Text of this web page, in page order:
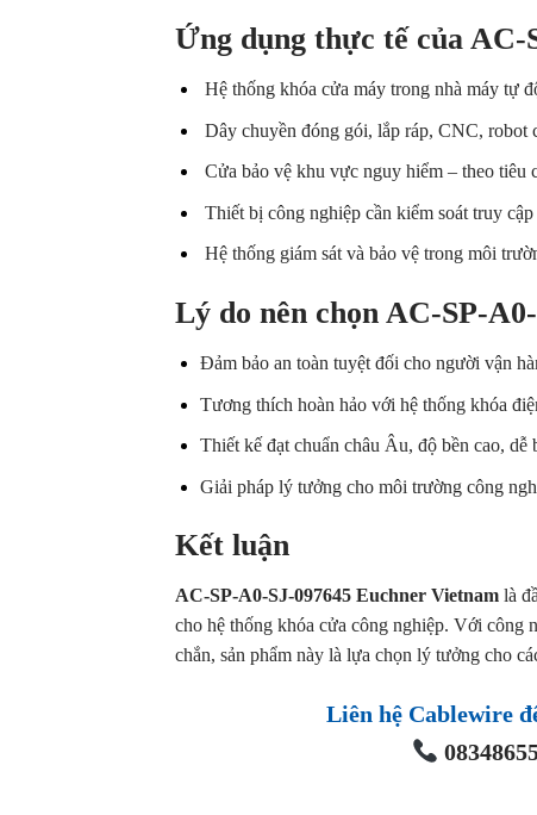
Ứng dụng thực tế của AC-
Hệ thống khóa cửa máy trong nhà máy tự
Dây chuyền đóng gói, lắp ráp, CNC, robot
Cửa bảo vệ khu vực nguy hiểm – theo tiêu
Thiết bị công nghiệp cần kiểm soát truy cập
Hệ thống giám sát và bảo vệ trong môi
Lý do nên chọn AC-SP-
Đảm bảo an toàn tuyệt đối cho người vận
Tương thích hoàn hảo với hệ thống khóa
Thiết kế đạt chuẩn châu Âu, độ bền cao, dễ
Giải pháp lý tưởng cho môi trường công
Kết luận
AC-SP-A0-SJ-097645 Euchner Vietnam là
cho hệ thống khóa cửa công nghiệp. Với công
chắn, sản phẩm này là lựa chọn lý tưởng cho
Liên hệ Cablewire